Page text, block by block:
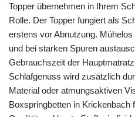
Topper übernehmen in Ihrem
Rolle. Der Topper fungiert als
erstens vor Abnutzung.
und bei starken Spuren
Gebrauchszeit der
Schlafgenuss wird zusätzlich
Material oder atmungsaktiven
Boxspringbetten in Krickenbach